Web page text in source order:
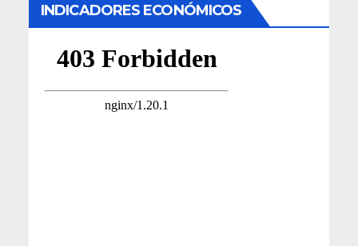
INDICADORES ECONÓMICOS